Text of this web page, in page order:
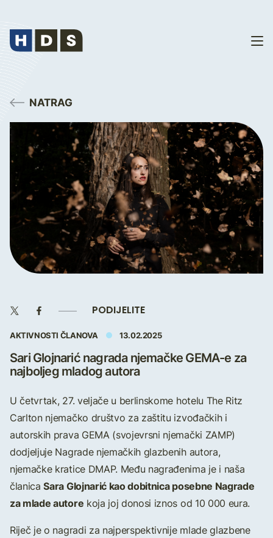
NATRAG
PODIJELITE
AKTIVNOSTI ČLANOVA 13.02.2025
Sari Glojnarić nagrada njemačke GEMA-e za
najboljeg mladog autora
U četvrtak, 27. veljače u berlinskome hotelu The Ritz
Carlton njemačko društvo za zaštitu izvođačkih i
autorskih prava GEMA (svojevrsni njemački ZAMP)
dodjeljuje Nagrade njemačkih glazbenih autora,
njemačke kratice DMAP. Među nagrađenima je i naša
članicaSara Glojnarić kao dobitnica posebne Nagrade
za mlade autore koja joj donosi iznos od 10 000 eura.
Riječ je o nagradi za najperspektivnije mlade glazbene